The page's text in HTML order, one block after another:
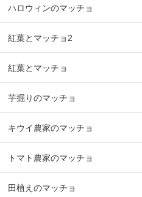
ハロウィンのマッチョ
紅葉とマッチョ2
紅葉とマッチョ
芋掘りのマッチョ
キウイ農家のマッチョ
トマト農家のマッチョ
田植えのマッチョ